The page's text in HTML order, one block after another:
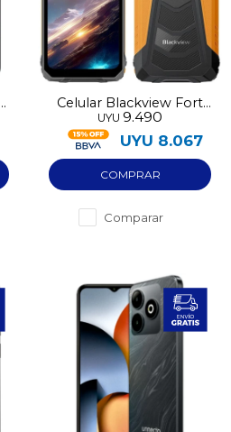
Celular Blackview Fort
128GB
UYU 9.490
UYU 8.067
Comparar